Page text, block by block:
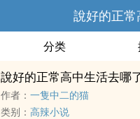
說好的正
分类
說好的正常高中生活去哪
作者： 一隻中二的猫
类别： 高辣小说